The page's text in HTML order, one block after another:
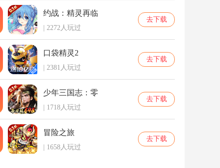
约战：精灵再临
| 2272人玩过
去下载
口袋精灵2
| 2381人玩过
去下载
少年三国志：零
| 1718人玩过
去下载
冒险之旅
| 1658人玩过
去下载